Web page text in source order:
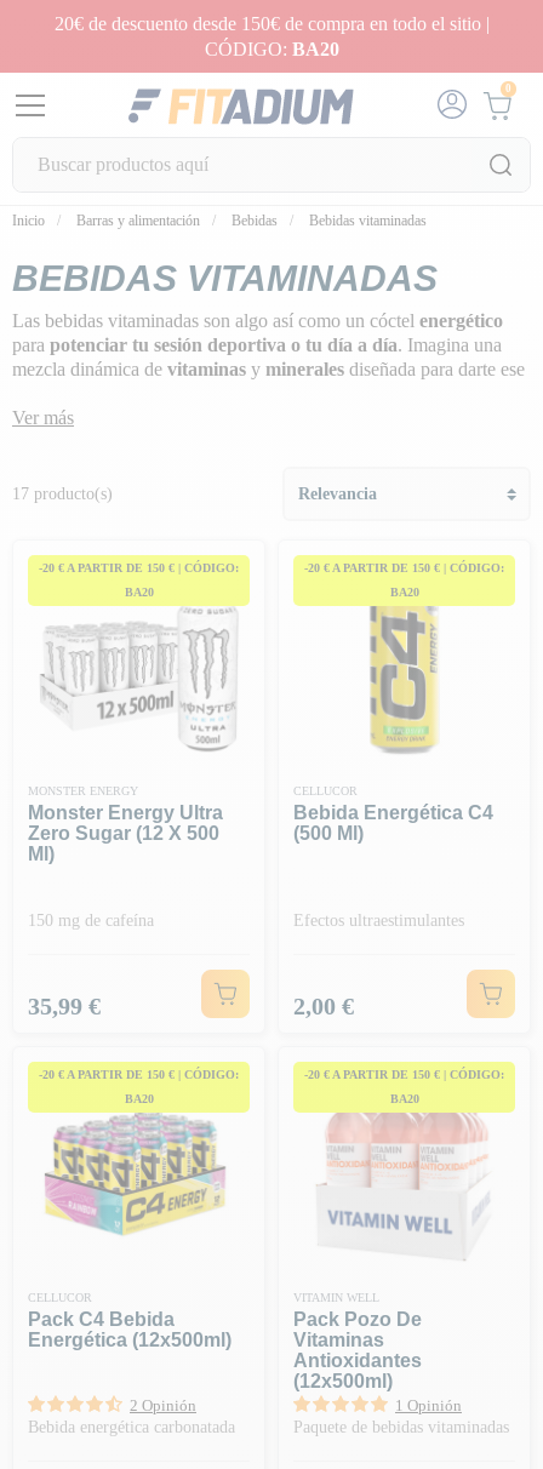
20€ de descuento desde 150€ de compra en todo el sitio |
CÓDIGO: BA20
0
Inicio Barras y alimentación Bebidas Bebidas vitaminadas
BEBIDAS VITAMINADAS
Las bebidas vitaminadas son algo así como un cóctel energético
para potenciar tu sesión deportiva o tu día a día. Imagina una
mezcla dinámica de vitaminas y minerales diseñada para darte ese
nutrientes esenciales.
vitaminas
para aumentar tu energía, estas bebidas pueden ser tu
aliado ideal para mantenerte en lo más alto de tu juego
. ¿Estás
vitaminas?
Ver más
17 producto(s)
-20 € A PARTIR DE 150 € | CÓDIGO:
BA20
MONSTER ENERGY
Monster Energy Ultra
Zero Sugar (12 X 500
Ml)
150 mg de cafeína
Precio
35,99 €
-20 € A PARTIR DE 150 € | CÓDIGO:
BA20
CELLUCOR
Bebida Energética C4
(500 Ml)
Efectos ultraestimulantes
Precio
2,00 €
-20 € A PARTIR DE 150 € | CÓDIGO:
BA20
CELLUCOR
Pack C4 Bebida
Energética (12x500ml)
2 Opinión
Bebida energética carbonatada
-20 € A PARTIR DE 150 € | CÓDIGO:
BA20
VITAMIN WELL
Pack Pozo De
Vitaminas
Antioxidantes
(12x500ml)
1 Opinión
Paquete de bebidas vitaminadas